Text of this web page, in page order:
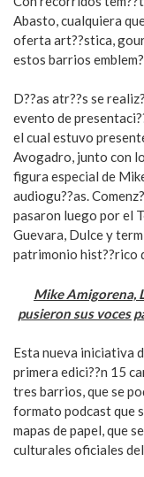
Abasto, cualquiera
oferta art??stica,
estos barrios
D??as atr??s se
evento de
el cual estuvo
Avogadro, junto con
figura especial de
audiogu??as.
pasaron luego por el
Guevara, Dulce y
patrimonio hist??rico
Mike Amigorena,
pusieron sus voces
Esta nueva iniciativa
primera edici??n 15
tres barrios, que se
formato podcast que
mapas de papel, que
culturales oficiales